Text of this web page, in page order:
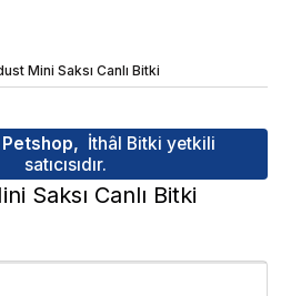
Mini Saksı Canlı Bitki
İthâl Bitki yetkili
satıcısıdır.
Saksı Canlı Bitki